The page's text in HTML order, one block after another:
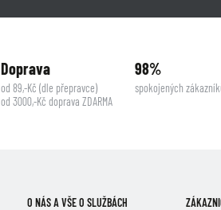
Doprava
od 89,-Kč (dle přepravce)
od 3000,-Kč doprava ZDARMA
98%
spokojených
O NÁS A VŠE O SLUŽBÁCH